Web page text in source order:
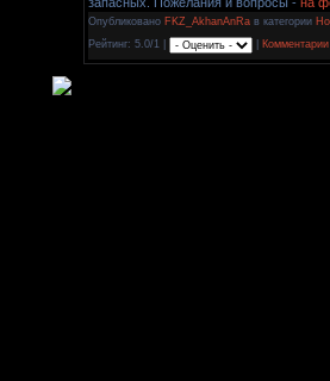
Опубликовано FKZ_AkhanAnRa в категории
Рейтинг: 5.0/1 |